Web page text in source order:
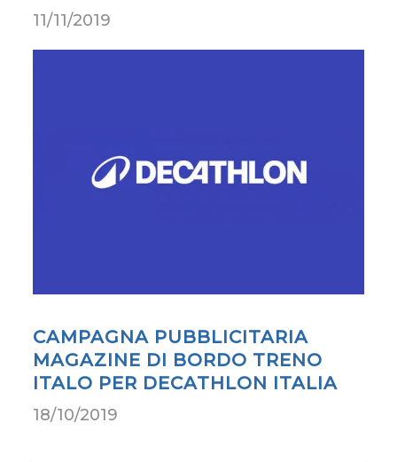
11/11/2019
CAMPAGNA PUBBLICITARIA
MAGAZINE DI BORDO TRENO
ITALO PER DECATHLON ITALIA
18/10/2019